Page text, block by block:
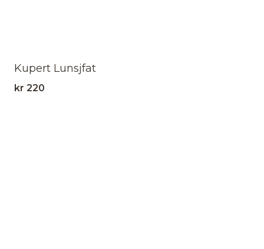
Kupert Lunsjfat
kr 220